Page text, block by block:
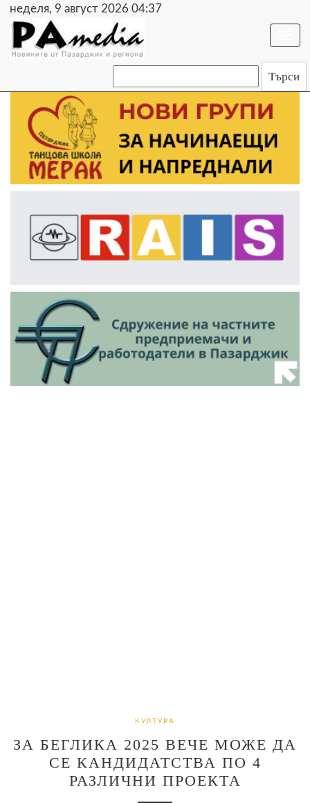
неделя, 9 август 2026 04:37
КУЛТУРА
ЗА БЕГЛИКА 2025 ВЕЧЕ МОЖЕ ДА
СЕ КАНДИДАТСТВА ПО 4
РАЗЛИЧНИ ПРОЕКТА